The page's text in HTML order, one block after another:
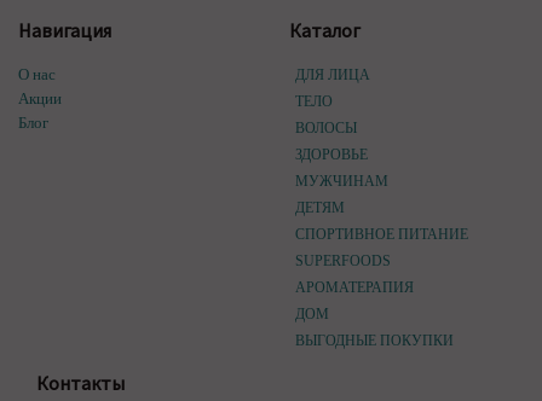
Навигация
О нас
Акции
Блог
Каталог
ДЛЯ ЛИЦА
ТЕЛО
ВОЛОСЫ
ЗДОРОВЬЕ
МУЖЧИНАМ
ДЕТЯМ
СПОРТИВНОЕ ПИТАНИЕ
SUPERFOODS
АРОМАТЕРАПИЯ
ДОМ
ВЫГОДНЫЕ ПОКУПКИ
Контакты